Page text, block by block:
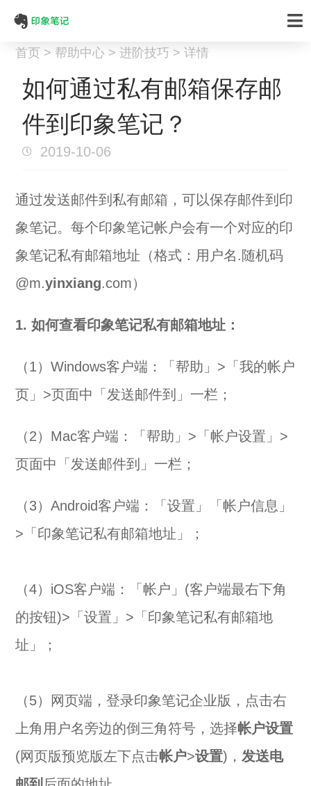
首页 > 帮助中心 > 进阶技巧 > 详情
如何通过私有邮箱保存邮
件到印象笔记？
2019-10-06
通过发送邮件到私有邮箱，可以保存邮件到印
象笔记。每个印象笔记帐户会有一个对应的印
象笔记私有邮箱地址（格式：用户名.随机码
@m.yinxiang.com）
1. 如何查看印象笔记私有邮箱地址：
（1）Windows客户端：「帮助」>「我的帐户
页」>页面中「发送邮件到」一栏；
（2）Mac客户端：「帮助」>「帐户设置」>
页面中「发送邮件到」一栏；
（3）Android客户端：「设置」「帐户信息」
>「印象笔记私有邮箱地址」；
（4）iOS客户端：「帐户」(客户端最右下角
的按钮)>「设置」>「印象笔记私有邮箱地
址」；
（5）网页端，登录印象笔记企业版，点击右
上角用户名旁边的倒三角符号，选择帐户设置
(网页版预览版左下点击帐户>设置)，发送电